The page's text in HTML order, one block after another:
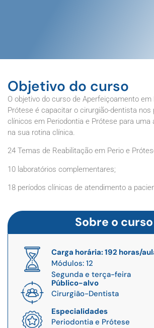
Objetivo do curso
O objetivo do curso de Aperfeiçoamento em
Prótese é capacitar o cirurgião-dentista nos
clínicos em Periodontia e Prótese para uma
na sua rotina clínica.
24 Temas de Reabilitação em Perio e
10 laboratórios complementares;
18 períodos clínicas de atendimento a
Sobre o curso
Carga horária: 192 horas/
Módulos: 12
Segunda e terça-feira
Público-alvo
Cirurgião-Dentista
Especialidades
Periodontia e Prótese